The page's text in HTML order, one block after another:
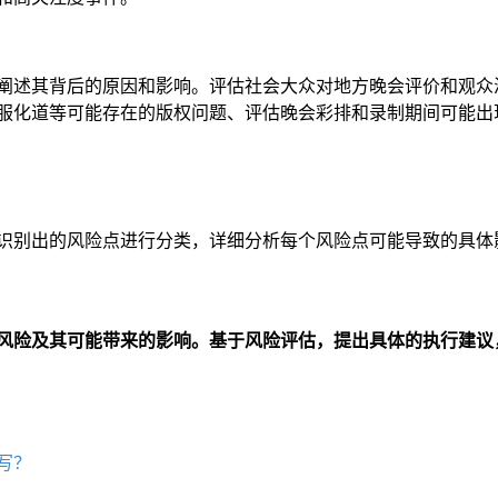
述其背后的原因和影响。评估社会大众对地方晚会评价和观众
化道等可能存在的版权问题、评估晚会彩排和录制期间可能出
别出的风险点进行分类，详细分析每个风险点可能导致的具体
险及其可能带来的影响。基于风险评估，提出具体的执行建议
？